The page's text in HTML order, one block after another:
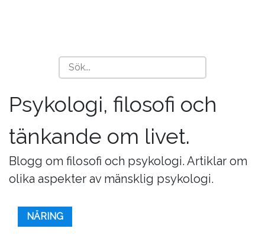
Psykologi, filosofi och
tänkande om livet.
Blogg om filosofi och psykologi. Artiklar om
olika aspekter av mänsklig psykologi.
NÄRING